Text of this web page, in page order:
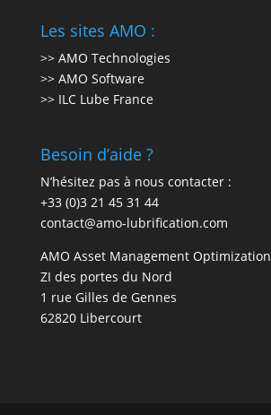
Les sites AMO :
>> AMO Technologies
>> AMO Software
>> ILC Lube France
Besoin d’aide ?
N’hésitez pas à nous contacter :
+33 (0)3 21 45 31 44
contact@amo-lubrification.com
AMO Asset Management Optimization
ZI des portes du Nord
1 rue Gilles de Gennes
62820 Libercourt